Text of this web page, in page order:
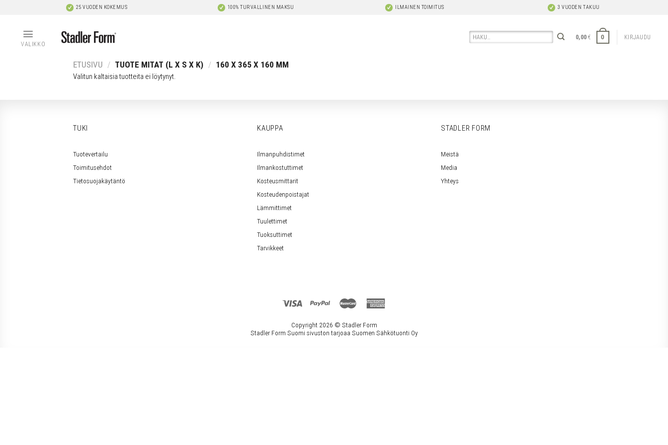
25 VUODEN KOKEMUS 100% TURVALLINEN MAKSU ILMAINEN TOIMITUS 3 VUODEN TAKUU
VALIKKO
Etsi:
0,00€ 0 KIRJAUDU
ETUSIVU / TUOTE MITAT (L X S X K) / 160 X 365 X 160 MM
Valitun kaltaisia tuotteita ei löytynyt.
TUKI
Tuotevertailu
Toimitusehdot
Tietosuojakäytäntö
KAUPPA
Ilmanpuhdistimet
Ilmankostuttimet
Kosteusmittarit
Kosteudenpoistajat
Lämmittimet
Tuulettimet
Tuoksuttimet
Tarvikkeet
STADLER FORM
Meistä
Media
Yhteys
Copyright 2026 © Stadler Form
Stadler Form Suomi sivuston tarjoaa Suomen Sähkötuonti Oy